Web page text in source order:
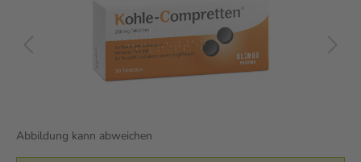
Abbildung kann abweichen